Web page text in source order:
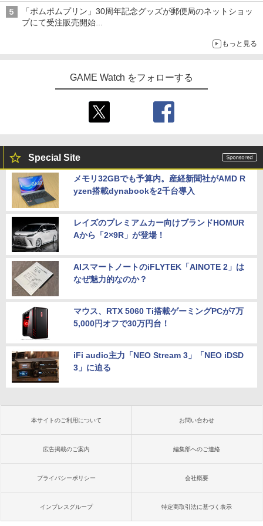
「ポムポムプリン」30周年記念グッズが郵便局のネットショッ
プにて受注販売開始
もっと見る
GAME Watch をフォローする
Special Site
メモリ32GBでも予算内。産経新聞社がAMD R
yzen搭載dynabookを2千台導入
レイズのプレミアムカー向けブランドHOMUR
Aから「2×9R」が登場！
AIスマートノートのiFLYTEK「AINOTE 2」は
なぜ魅力的なのか？
マウス、RTX 5060 Ti搭載ゲーミングPCが7万
5,000円オフで30万円台！
iFi audio主力「NEO Stream 3」「NEO iDSD
3」に迫る
本サイトのご利用について お問い合わせ
広告掲載のご案内 編集部へのご連絡
プライバシーポリシー 会社概要
インプレスグループ 特定商取引法に基づく表示